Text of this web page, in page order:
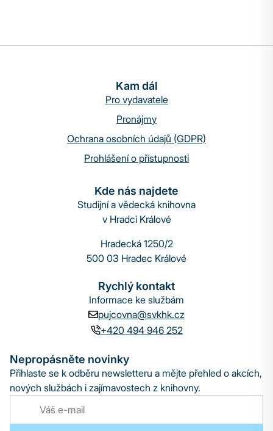
Kam dál
Pro vydavatele
Pronájmy
Ochrana osobních údajů (GDPR)
Prohlášení o přístupnosti
Kde nás najdete
Studijní a vědecká knihovna
v Hradci Králové
Hradecká 1250/2
500 03 Hradec Králové
Rychlý kontakt
Informace ke službám
pujcovna@svkhk.cz
+420 494 946 252
Nepropásněte novinky
Přihlaste se k odběru newsletteru a mějte přehled o akcích,
nových službách i zajímavostech z knihovny.